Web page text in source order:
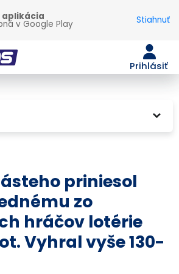
aplikácia
vGoogle Play Stiahnuť
Prihlásiť
priniesol
zo
hráčov lotérie
Vyhral vyše 130-